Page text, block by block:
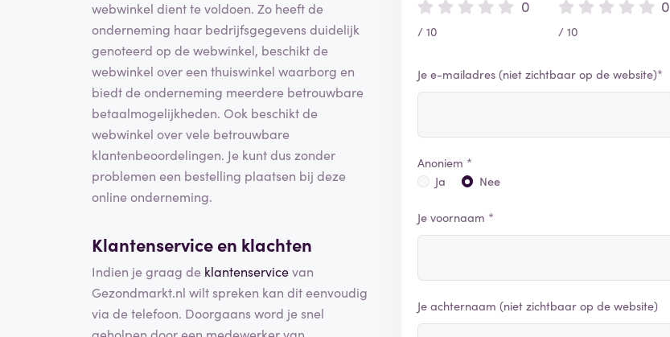
webwinkel dient te voldoen. Zo heeft de
onderneming haar bedrijfsgegevens duidelijk
genoteerd op de webwinkel, beschikt de
webwinkel over een thuiswinkel waarborg en
biedt de onderneming meerdere betrouwbare
betaalmogelijkheden. Ook beschikt de
webwinkel over vele betrouwbare
klantenbeoordelingen. Je kunt dus zonder
problemen een bestelling plaatsen bij deze
online onderneming.
Klantenservice en klachten
Indien je graag de klantenservicevan
Gezondmarkt.nl wilt spreken kan dit eenvoudig
via de telefoon. Doorgaans word je snel
0
/ 10
0
/ 10
Je e-mailadres (niet zichtbaar op de website)*
Anoniem *
Ja
Nee
Je voornaam *
Je achternaam (niet zichtbaar op de website)